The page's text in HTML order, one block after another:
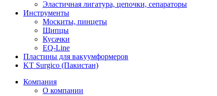
Эластичная лигатура, цепочки, сепараторы
Инструменты
Москиты, пинцеты
Щипцы
Кусачки
EQ-Line
Пластины для вакуумформеров
KT Surgico (Пакистан)
Компания
О компании